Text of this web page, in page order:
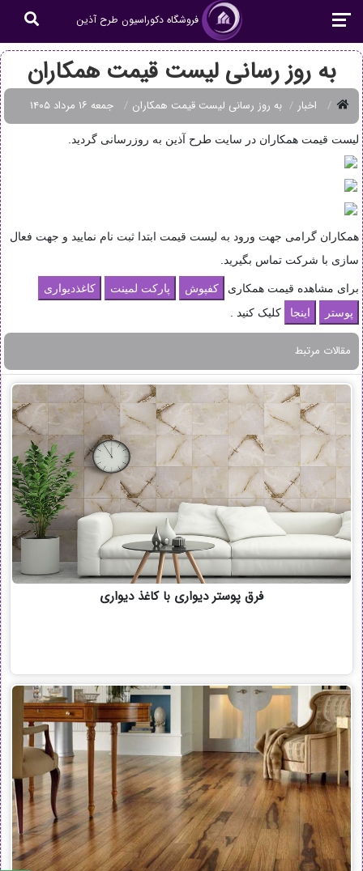
فروشگاه دکوراسیون طرح آذین
به روز رسانی لیست قیمت همکاران
اخبار به روز رسانی لیست قیمت همکاران جمعه ۱۶ مرداد ۱۴۰۵
لیست قیمت همکاران در سایت طرح آذین به روزرسانی گردید.
همکاران گرامی جهت ورود به لیست قیمت ابتدا ثبت نام نمایید و جهت فعال
سازی با شرکت تماس بگیرید.
برای مشاهده قیمت همکاری
کلیک کنید .
مقالات مرتبط
فرق پوستر دیواری با کاغذ دیواری